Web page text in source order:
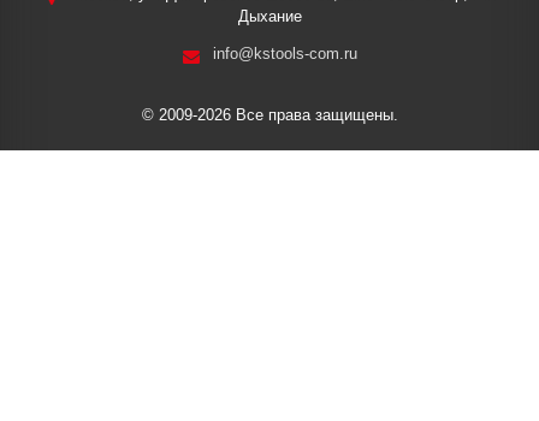
Дыхание
info@kstools-com.ru
© 2009-2026 Все права защищены.